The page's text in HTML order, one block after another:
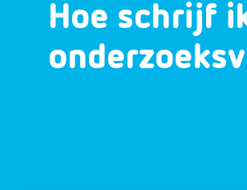
Hoe schrijf